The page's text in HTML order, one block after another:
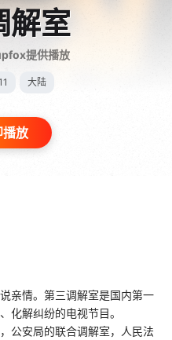
解室
提供播放
大陆
播放
亲情。第三调解室是国内第一
化解纠纷的电视节目。
公安局的联合调解室，人民法